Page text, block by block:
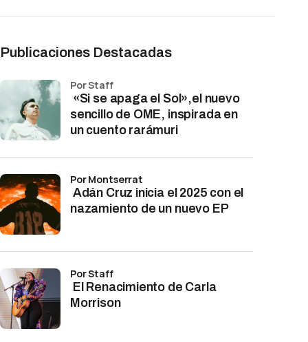
Publicaciones Destacadas
«Si se apaga el Sol»,el nuevo
sencillo de OME, inspirada en
un cuento rarámuri
por Staff
Adán Cruz inicia el 2025 con el
nazamiento de un nuevo EP
por Montserrat
El Renacimiento de Carla
Morrison
por Staff